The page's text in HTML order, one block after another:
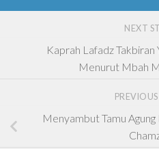
NEXT
Kaprah Lafadz Takbiran
Menurut Mbah
Menyambut Tamu